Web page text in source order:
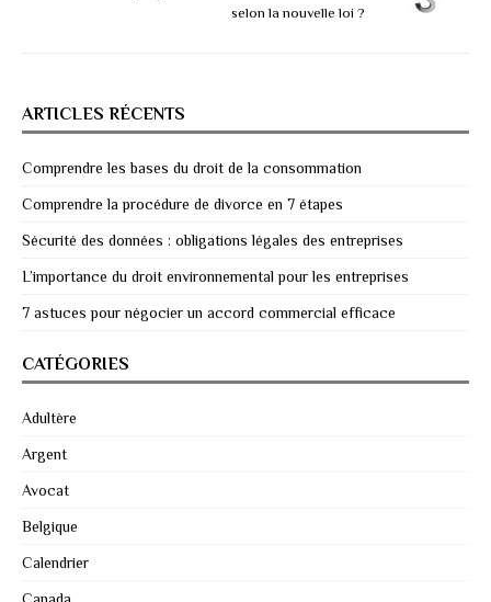
selon la nouvelle loi ?
ARTICLES RÉCENTS
Comprendre les bases du droit de la consommation
Comprendre la procédure de divorce en 7 étapes
Sécurité des données : obligations légales des entreprises
L’importance du droit environnemental pour les entreprises
7 astuces pour négocier un accord commercial efficace
CATÉGORIES
Adultère
Argent
Avocat
Belgique
Calendrier